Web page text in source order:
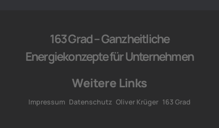
163 Grad – Ganzheitliche
Energiekonzepte für Unternehmen
Weitere Links
Impressum Datenschutz Oliver Krüger 163 Grad